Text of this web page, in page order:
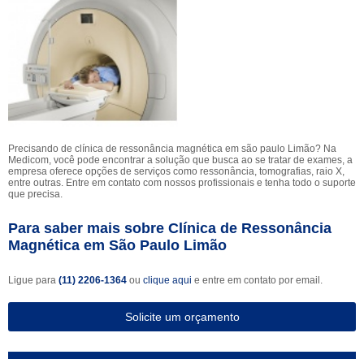
Precisando de clínica de ressonância magnética em são paulo Limão? Na
Medicom, você pode encontrar a solução que busca ao se tratar de exames, a
empresa oferece opções de serviços como ressonância, tomografias, raio X,
entre outras. Entre em contato com nossos profissionais e tenha todo o suporte
que precisa.
Para saber mais sobre Clínica de Ressonância
Magnética em São Paulo Limão
Ligue para (11) 2206-1364 ou clique aqui e entre em contato por email.
Solicite um orçamento